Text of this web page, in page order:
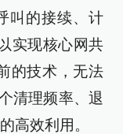
叫的接续、计
实现核心网共
的技术，无法
清理频率、退
高效利用。